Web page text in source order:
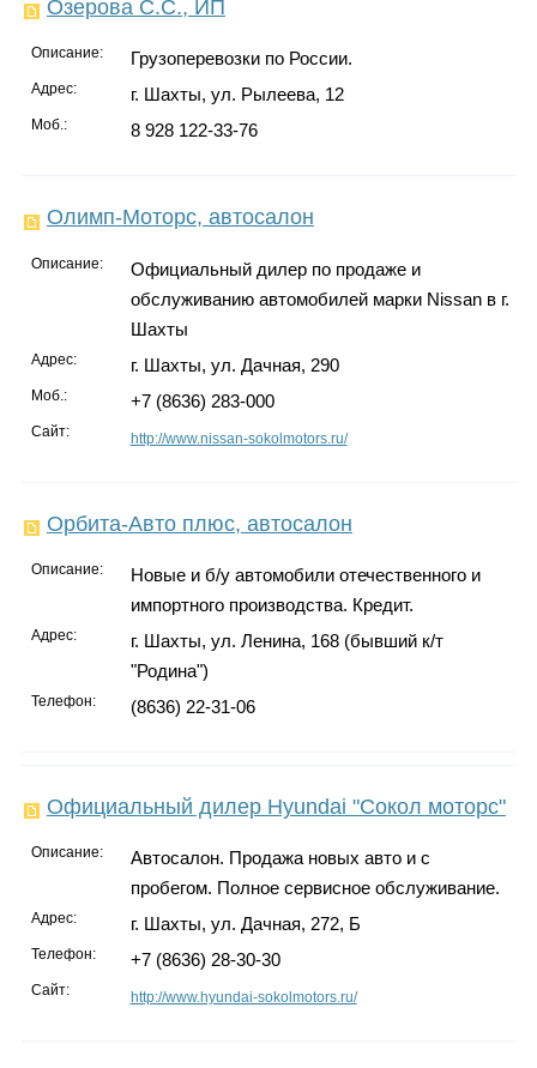
Гороскоп
Озерова С.С., ИП
Описание: Грузоперевозки по России.
Адрес: г. Шахты, ул. Рылеева, 12
Моб.: 8 928 122-33-76
Олимп-Моторс, автосалон
Описание:
Официальный дилер по продаже и
обслуживанию автомобилей марки Nissan в г.
Шахты
Адрес: г. Шахты, ул. Дачная, 290
Моб.: +7 (8636) 283-000
Сайт: http://www.nissan-sokolmotors.ru/
Орбита-Авто плюс, автосалон
Описание:
Новые и б/у автомобили отечественного и
импортного производства. Кредит.
Адрес:
г. Шахты, ул. Ленина, 168 (бывший к/т
"Родина")
Телефон: (8636) 22-31-06
Официальный дилер Hyundai "Сокол моторс"
Описание:
Автосалон. Продажа новых авто и с
пробегом. Полное сервисное обслуживание.
Адрес: г. Шахты, ул. Дачная, 272, Б
Телефон: +7 (8636) 28-30-30
Сайт: http://www.hyundai-sokolmotors.ru/